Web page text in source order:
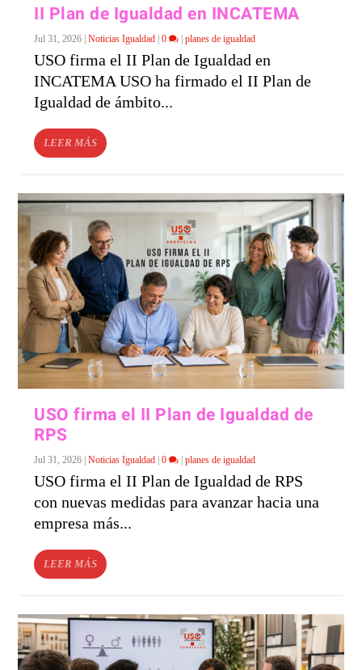
II Plan de Igualdad en INCATEMA
Jul 31, 2026 |Noticias Igualdad |0 |planes de igualdad
USO firma el II Plan de Igualdad en
INCATEMA USO ha firmado el II Plan de
Igualdad de ámbito...
LEER MÁS
USO firma el II Plan de Igualdad de
RPS
Jul 31, 2026 |Noticias Igualdad |0 |planes de igualdad
USO firma el II Plan de Igualdad de RPS
con nuevas medidas para avanzar hacia una
empresa más...
LEER MÁS